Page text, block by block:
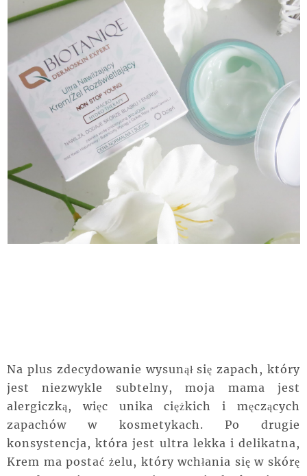
Na plus zdecydowanie wysunął się zapach, który
jest niezwykle subtelny, moja mama jest
alergiczką, więc unika ciężkich i męczących
zapachów w kosmetykach. Po drugie
konsystencja, która jest ultra lekka i delikatna,
Krem ma postać żelu, który wchłania się w skórę